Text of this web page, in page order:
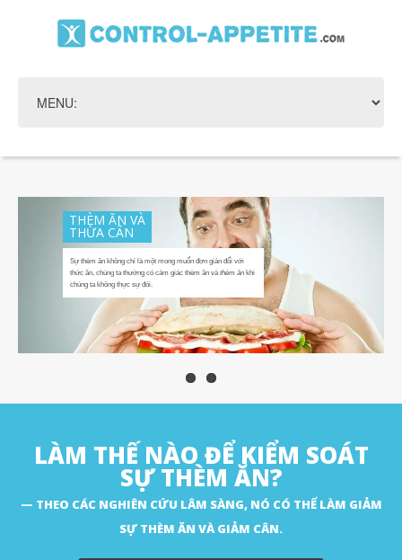
LÀM THẾ NÀO ĐỂ KIỂM SOÁT
SỰ THÈM ĂN?
THEO CÁC NGHIÊN CỨU LÂM SÀNG, NÓ CÓ THỂ LÀM GIẢM
SỰ THÈM ĂN VÀ GIẢM CÂN.